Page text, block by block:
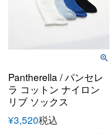
Pantherella / パンセレ
ラ コットン ナイロン
リブ ソックス
¥3,520税込